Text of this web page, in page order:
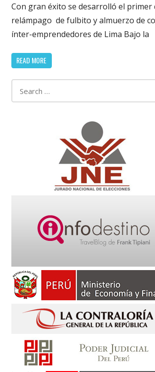
Con gran éxito se desarrolló el primer
relámpago de fulbito y almuerzo de
ínter-emprendedores de Lima Bajo la
READ MORE